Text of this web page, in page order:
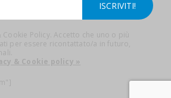
Cookie Policy. Accetto che uno o più
per essere ricontattato/a in futuro,
& Cookie policy »